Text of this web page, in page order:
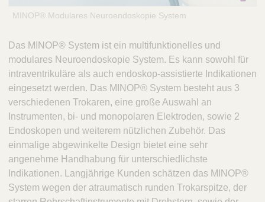
MINOP® Modulares Neuroendoskopie System
Das MINOP® System ist ein multifunktionelles und
modulares Neuroendoskopie System. Es kann sowohl für
intraventrikuläre als auch endoskop-assistierte Indikationen
eingesetzt werden. Das MINOP® System besteht aus 3
verschiedenen Trokaren, eine große Auswahl an
Instrumenten, bi- und monopolaren Elektroden, sowie 2
Endoskopen und weiterem nützlichen Zubehör. Das
einmalige abgewinkelte Design bietet eine sehr
angenehme Handhabung für unterschiedlichste
Indikationen. Langjährige Kunden schätzen das MINOP®
System wegen der atraumatisch runden Trokarspitze, der